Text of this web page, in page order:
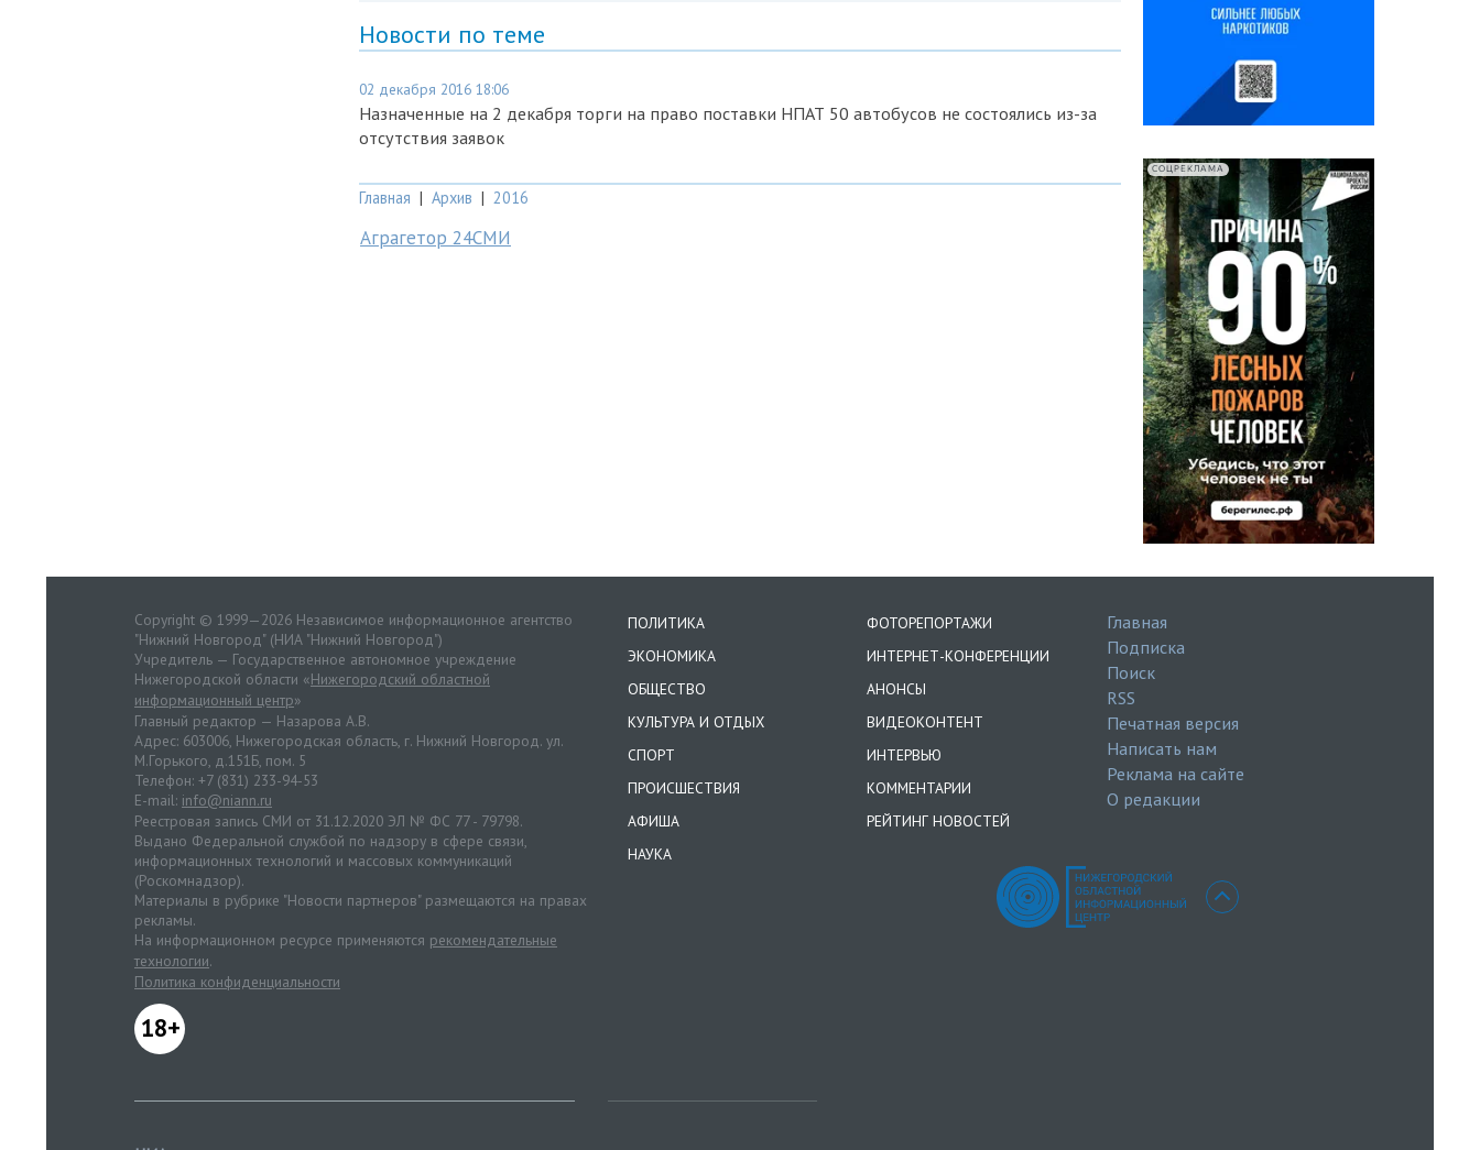
Новости по теме
02 декабря 2016 18:06
Назначенные на 2 декабря торги на право поставки НПАТ 50 автобусов не состоялись из-за
отсутствия заявок
Главная | Архив | 2016
Аграгетор 24СМИ
СОЦРЕКЛАМА
Copyright © 1999—2026 Независимое информационное агентство
"Нижний Новгород" (НИА "Нижний Новгород")
Учредитель — Государственное автономное учреждение
Нижегородской области «Нижегородский областной
информационный центр»
Главный редактор — Назарова А.В.
Адрес: 603006, Нижегородская область, г. Нижний Новгород. ул.
М.Горького, д.151Б, пом. 5
Телефон: +7 (831) 233-94-53
E-mail: info@niann.ru
Реестровая запись СМИ от 31.12.2020 ЭЛ № ФС 77 - 79798.
Выдано Федеральной службой по надзору в сфере связи,
информационных технологий и массовых коммуникаций
(Роскомнадзор).
Материалы в рубрике "Новости партнеров" размещаются на правах
рекламы.
На информационном ресурсе применяются рекомендательные
технологии.
Политика конфиденциальности
18+
ПОЛИТИКА
ЭКОНОМИКА
ОБЩЕСТВО
КУЛЬТУРА И ОТДЫХ
СПОРТ
ПРОИСШЕСТВИЯ
АФИША
НАУКА
ФОТОРЕПОРТАЖИ
ИНТЕРНЕТ-КОНФЕРЕНЦИИ
АНОНСЫ
ВИДЕОКОНТЕНТ
ИНТЕРВЬЮ
КОММЕНТАРИИ
РЕЙТИНГ НОВОСТЕЙ
Главная
Подписка
Поиск
RSS
Печатная версия
Написать нам
Реклама на сайте
О редакции